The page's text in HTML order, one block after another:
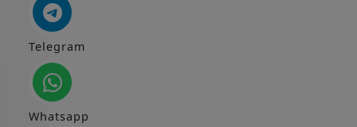
Telegram
Whatsapp